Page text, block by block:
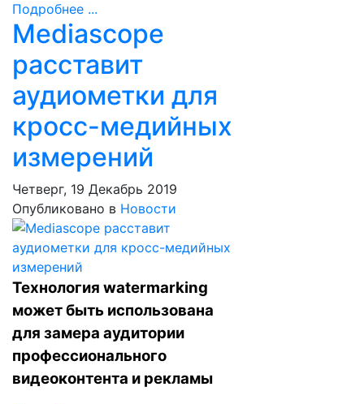
Подробнее ...
Mediascope
расставит
аудиометки для
кросс-медийных
измерений
Четверг, 19 Декабрь 2019
Опубликовано в Новости
Технология watermarking
может быть использована
для замера аудитории
профессионального
видеоконтента и рекламы